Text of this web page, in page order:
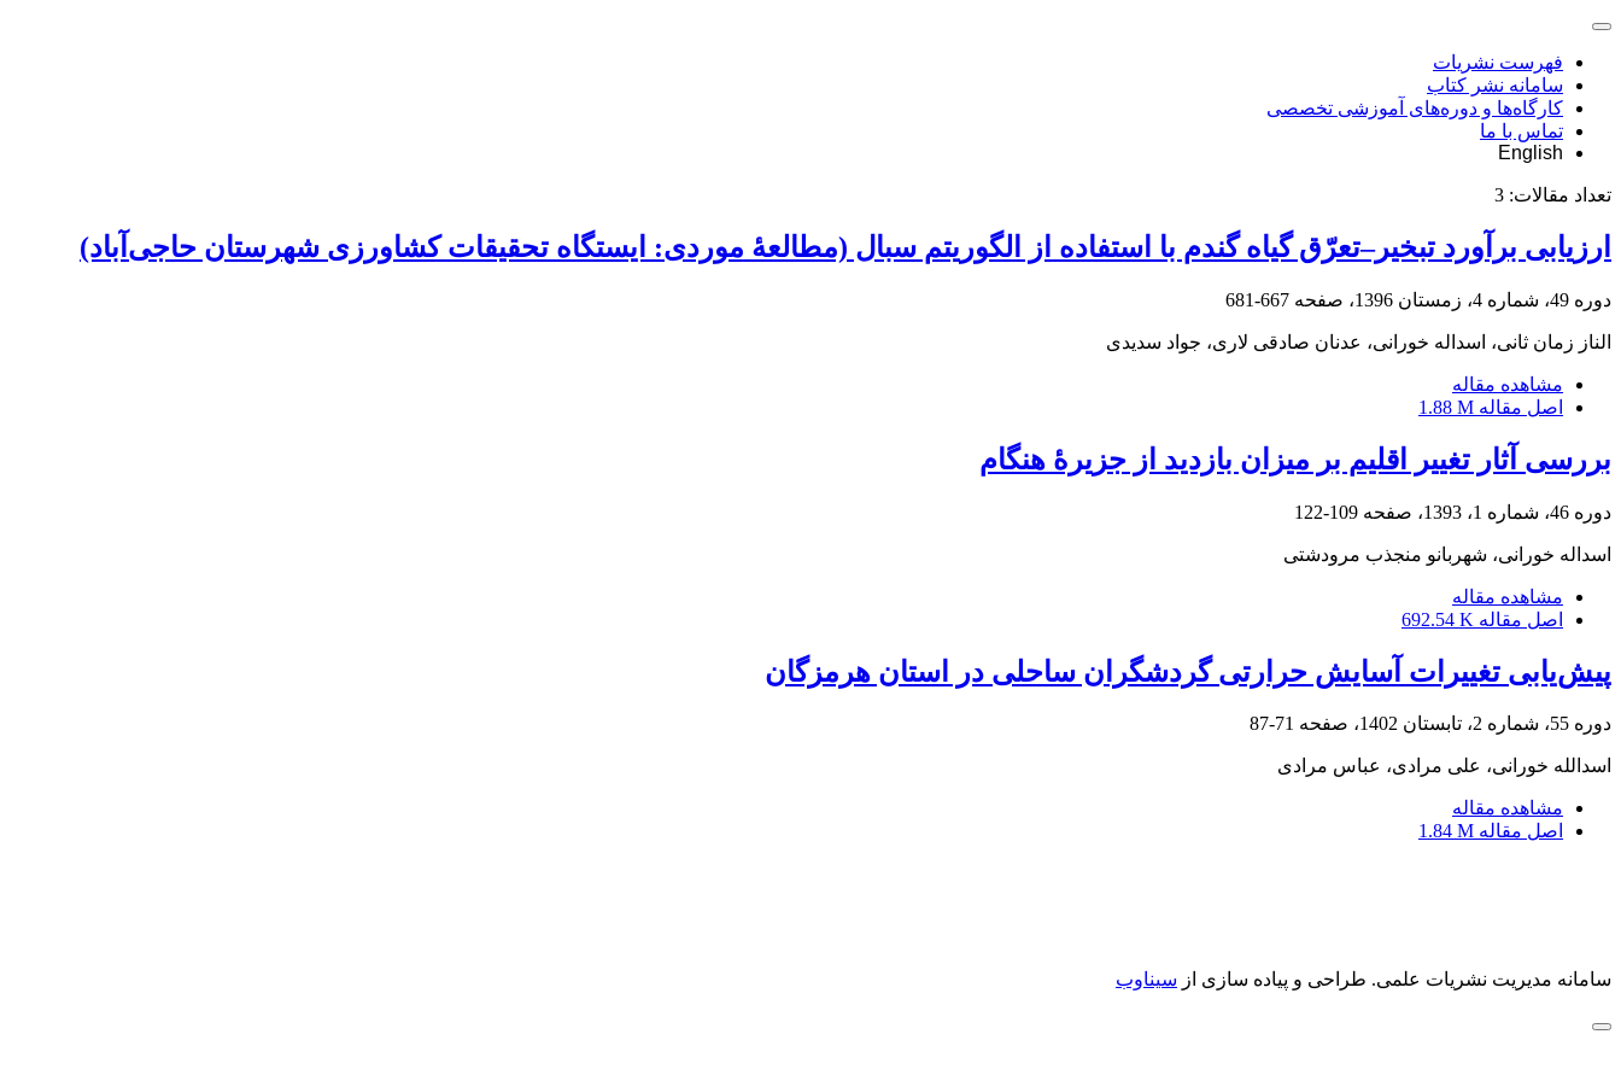
فهرست نشریات
سامانه نشر کتاب
کارگاه‌ها و دوره‌های آموزشی تخصصی
تماس با ما
English
تعداد مقالات: 3
ارزیابی برآورد تبخیر–‌تعرّق گیاه گندم با استفاده از الگوریتم سبال (مطالعۀ موردی: ایستگاه تحقیقات کشاورزی شهرستان حاجی‌آباد)
دوره 49، شماره 4، زمستان 1396، صفحه 667-681
الناز زمان ثانی، اسداله خورانی، عدنان صادقی لاری، جواد سدیدی
مشاهده مقاله
اصل مقاله 1.88 M
بررسی آثار تغییر اقلیم بر میزان بازدید از جزیرۀ هنگام
دوره 46، شماره 1، 1393، صفحه 109-122
اسداله خورانی، شهربانو منجذب مرودشتی
مشاهده مقاله
اصل مقاله 692.54 K
پیش‌یابی تغییرات آسایش حرارتی گردشگران ساحلی در استان هرمزگان
دوره 55، شماره 2، تابستان 1402، صفحه 71-87
اسدالله خورانی، علی مرادی، عباس مرادی
مشاهده مقاله
اصل مقاله 1.84 M
سامانه مدیریت نشریات علمی. طراحی و پیاده سازی از سیناوب